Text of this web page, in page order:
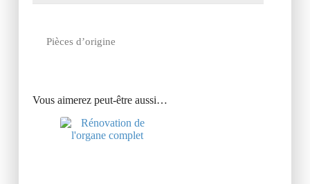
Pièces d’origine
Vous aimerez peut-être aussi…